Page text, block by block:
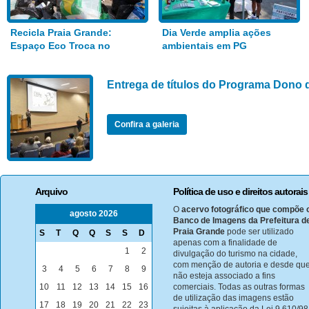
Recicla Praia Grande:
Espaço Eco Troca no
Dia Verde amplia ações
ambientais em PG
Entrega de títulos do Programa Dono
Confira a galeria
Arquivo
agosto 2026
S
T Q Q S S D
1
2
3
4 5 6 7 8
9
10
11 12 13 14 15
16
17
18 19 20 21 22
23
Política de uso e direitos autorais
O acervo fotográfico que compõe
Banco de Imagens da Prefeitura
Praia Grande pode ser utilizado
apenas com a finalidade de
divulgação do turismo na cidade,
com menção de autoria e desde
não esteja associado a fins
comerciais. Todas as outras formas
de utilização das imagens estão